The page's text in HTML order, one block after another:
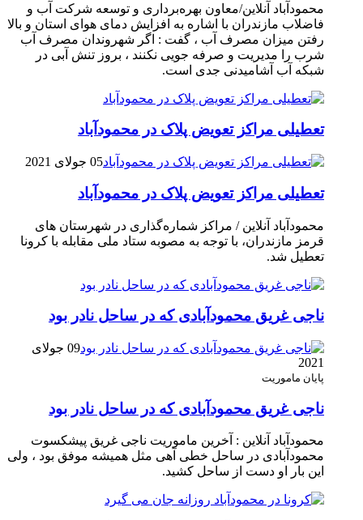
محمودآباد آنلاین/معاون بهره‌برداری و توسعه شرکت آب و
فاضلاب مازندران با اشاره به افزایش دمای هوای استان و بالا
رفتن میزان مصرف آب ، گفت : اگر شهروندان مصرف آب
شرب را مدیریت و صرفه جویی نکنند ، بروز تنش آبی در
شبکه آب آشامیدنی جدی است.
تعطیلی مراکز تعویض پلاک در محمودآباد
05 جولای 2021
تعطیلی مراکز تعویض پلاک در محمودآباد
محمودآباد آنلاین / مراکز شماره‌گذاری در شهر‌ستان های
قرمز مازندران، با توجه به مصوبه ستاد ملی مقابله با کرونا
تعطیل شد.
ناجی غریق محمودآبادی که در ساحل نادر بود
09 جولای
2021
پایان ماموریت
ناجی غریق محمودآبادی که در ساحل نادر بود
محمودآباد آنلاین : آخرین ماموریت ناجی غریق پیشکسوت
محمودآبادی در ساحل خطی آهی مثل همیشه موفق بود ، ولی
این بار او دست از ساحل کشید.